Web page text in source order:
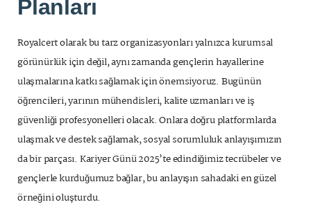
Planları
Royalcert olarak bu tarz organizasyonları yalnızca kurumsal
görünürlük için değil, aynı zamanda gençlerin hayallerine
ulaşmalarına katkı sağlamak için önemsiyoruz. Bugünün
öğrencileri, yarının mühendisleri, kalite uzmanları ve iş
güvenliği profesyonelleri olacak. Onlara doğru platformlarda
ulaşmak ve destek sağlamak, sosyal sorumluluk anlayışımızın
da bir parçası. Kariyer Günü 2025’te edindiğimiz tecrübeler ve
gençlerle kurduğumuz bağlar, bu anlayışın sahadaki en güzel
örneğini oluşturdu.